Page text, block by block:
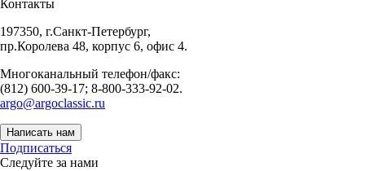
Контакты
197350, г.Санкт-Петербург,
пр.Королева 48, корпус 6, офис 4.
Многоканальный телефон/факс:
(812) 600-39-17; 8-800-333-92-02.
argo@argoclassic.ru
Написать нам
Подписаться
Следуйте за нами